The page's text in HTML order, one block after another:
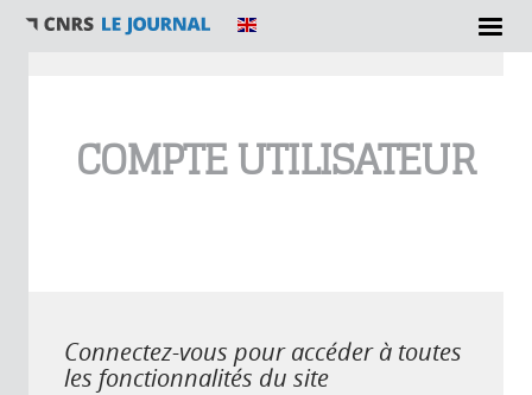
COMPTE UTILISATEUR
Connectez-vous pour accéder à toutes
les fonctionnalités du site